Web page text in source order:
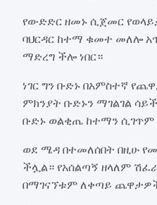
የውድድር ዘመኑ ሲጀመር
ባህርዳር ከተማ ቁመተ መለሎ
ማድረግ ችሎ ነበር።
ነገር ግን ቡድኑ በአምስተኛ
ምክንያት ቡድኑን ማገልገል
ቡድኑ ወልቂጤ ከተማን ሲገጥም
ወደ ሜዳ በተመለሰበት በዚሁ
ችሏል። የአሰልጣኝ ዘላለም
በማገናኘቱም ለቀጣይ